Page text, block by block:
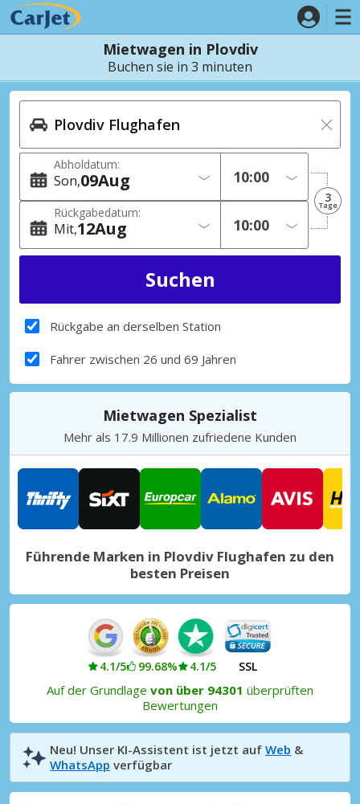
Mietwagen in Plovdiv
Buchen sie in 3 minuten
Abholdatum:
Son 09Aug
Rückgabedatum:
Mit 12Aug
3
Tage
Rückgabe an derselben Station
Fahrer zwischen 26 und 69 Jahren
Mietwagen Spezialist
Mehr als 17.9 Millionen zufriedene Kunden
Führende Marken in Plovdiv Flughafen zu den
besten Preisen
4.1/5 99.68% 4.1/5 SSL
Auf der Grundlage von über 94301 überprüften
Bewertungen
Neu! Unser KI-Assistent ist jetzt auf Web &
WhatsApp verfügbar